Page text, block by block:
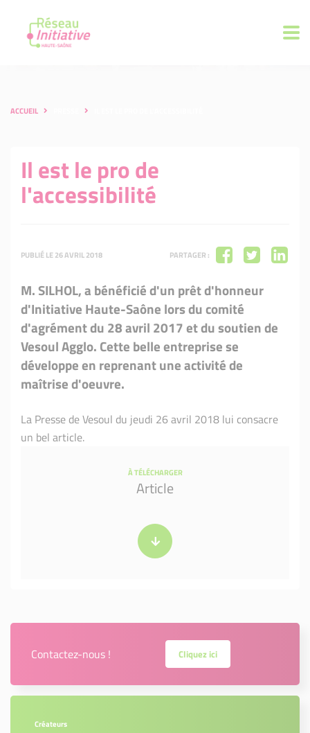
ACCUEIL
Il est le pro de
l'accessibilité
PUBLIÉ LE 26 AVRIL 2018 PARTAGER :
M. SILHOL, a bénéficié d'un prêt d'honneur
d'Initiative Haute-Saône lors du comité
d'agrément du 28 avril 2017 et du soutien de
Vesoul Agglo. Cette belle entreprise se
développe en reprenant une activité de
maîtrise d'oeuvre.
La Presse de Vesoul du jeudi 26 avril 2018 lui consacre
un bel article.
À TÉLÉCHARGER
Article
Contactez-nous ! Cliquez ici
Créateurs